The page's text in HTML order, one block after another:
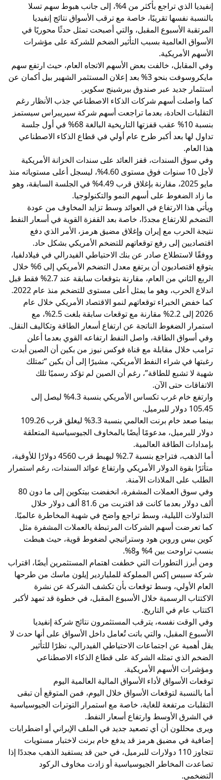
إنفيديا الذي تراجع بأكثر من 4%، إلى جانب هبوط سهم تسلا
بالنسبة نفسها تقريبًا، خاصة مع ترقب الأسواق نتائج إنفيديا
المرتقبة الأسبوع المقبل، والتي أصبحت تمثل حدثًا محوريًا في
الأسواق العالمية بسبب التأثير الضخم للشركة على مؤشرات
الأسهم الأمريكية.
وفي المقابل، خالفت بعض الأسهم الاتجاه العام، حيث ارتفع سهم
مايكروسوفت بنحو 3% بعد إعلان المستثمر الشهير بيل أكمان عن
استثمار جديد عبر صندوق بيرشينج سكوير.
كما واصلت أسهم شركات الذكاء الاصطناعي جذب الأنظار رغم
التقلبات الحادة، بعدما تراجعت أسهم شركة سيريبراس سيستمز
بنسبة 10% عقب قفزتها التاريخية البالغة 68% في أول جلسة
تداول لها بعد أكبر طرح عام أولي في قطاع الذكاء الاصطناعي
هذا العام.
وفي سوق السندات، قفز العائد على سندات الخزانة الأمريكية
لأجل 10 سنوات فوق مستوى 4.60%، ليسجل أعلى مستوياته منذ
مايو 2025، مقارنة بإغلاق قرب 4.49% في الجلسة السابقة، وهو
ما زاد الضغوط على أسهم النمو والتكنولوجيا.
ويأتي هذا الارتفاع في العوائد وسط تزايد المخاوف من عودة
التضخم للارتفاع مجددًا، خاصة بعد القفزة القوية في أسعار النفط
نتيجة الحرب مع إيران وإغلاق مضيق هرمز، الأمر الذي دفع
اقتصاديين إلى رفع توقعاتهم للتضخم الأمريكي بشكل حاد.
ووفقًا لاستطلاع صادر عن بنك الاحتياطي الفيدرالي في فيلادلفيا،
يتوقع اقتصاديون أن يرتفع معدل التضخم الأمريكي إلى 6% خلال
الربع الثاني من العام، مقارنة بتوقعات سابقة عند 2.7% فقط قبل
اندلاع الحرب، وهو ما يمثل أعلى مستوى للتضخم منذ عام 2022.
كما خفض الخبراء توقعاتهم لنمو الاقتصاد الأمريكي خلال عام
2026 إلى 2.2% مقارنة مع توقعات سابقة بلغت 2.5%، مع
استمرار الضغوط الناتجة عن ارتفاع أسعار الطاقة وتكاليف النقل.
وفي أسواق الطاقة، واصل النفط ارتفاعه القوي بعدما أعلن
ترامب خلال مقابلة مع قناة فوكس نيوز من بكين أن الصين أبدت
رغبتها في شراء النفط الأمريكي، مشيرًا إلى أن بكين “تمتلك
شهية لا تشبع للطاقة”، رغم أن الصين لم تؤكد رسميًا تلك
الاتفاقات حتى الآن.
وارتفع خام غرب تكساس الأمريكي بنسبة 4.3% ليصل إلى
105.45 دولار للبرميل.
بينما صعد خام برنت العالمي بنسبة 3.3% ليغلق قرب 109.26
دولار للبرميل، مدعومًا أيضًا بالمخاوف الجيوسياسية المتعلقة
بإمدادات الطاقة العالمية.
أما الذهب، فتراجع بنسبة 2.7% ليهبط قرب 4560 دولارًا للأوقية،
متأثرًا بقوة الدولار الأمريكي وارتفاع عوائد السندات، رغم استمرار
الطلب على الملاذات الآمنة.
وفي سوق العملات المشفرة، انخفضت بيتكوين إلى ما دون 80
ألف دولار بعدما كانت قد اقتربت من 81.6 ألف دولار خلال
التداولات الليلية، وسط تراجع واضح في شهية المخاطرة عالميًا.
كما تعرضت أسهم الشركات المرتبطة بالعملات المشفرة مثل
كوين بيس وروبن هود وستراتيجي لضغوط قوية، حيث هبطت
بنسب تراوحت بين 4% و8%.
ومن أبرز التطورات التي خطفت اهتمام المستثمرين أيضًا، اقتراب
شركة سبيس إكس المملوكة للملياردير إيلون ماسك من طرحها
العام الأولي، وسط توقعات بأن تكشف الشركة عن نشرة
الاكتتاب الرسمية خلال الأسبوع المقبل، في خطوة قد تمهد لأكبر
اكتتاب عام في التاريخ.
وفي الوقت نفسه، يترقب المستثمرون نتائج شركة إنفيديا
الأسبوع المقبل، والتي باتت تُعامل داخل الأسواق على أنها حدث لا
يقل أهمية عن اجتماعات الاحتياطي الفيدرالي، نظرًا للتأثير
الضخم الذي تمثله الشركة على قطاع الذكاء الاصطناعي
ومؤشرات الأسهم الأمريكية.
توقعات الأسواق لأداء الأسواق المالية العالمية اليوم
أما بالنسبة لتوقعات الأسواق خلال اليوم، فمن المتوقع أن تبقى
التقلبات مرتفعة للغاية، خاصة مع استمرار التوترات الجيوسياسية
في الشرق الأوسط وارتفاع أسعار النفط.
ويرى محللون أن أي تصعيد جديد في الملف الإيراني أو اضطرابات
إضافية في مضيق هرمز قد يدفع خام برنت لاختبار مستويات
تتجاوز 110 دولارات للبرميل، في حين قد يستفيد الذهب مجددًا إذا
تصاعدت المخاطر الجيوسياسية أو زادت مخاوف الركود
التضخمي.